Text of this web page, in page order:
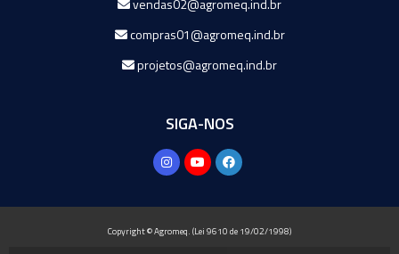
vendas02@agromeq.ind.br
compras01@agromeq.ind.br
projetos@agromeq.ind.br
SIGA-NOS
Copyright © Agromeq. (Lei 9610 de 19/02/1998)